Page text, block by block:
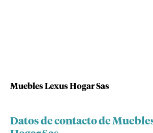
Muebles Lexus Hogar Sas
Datos de contacto de